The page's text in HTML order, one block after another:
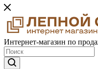
Интернет-магазин по